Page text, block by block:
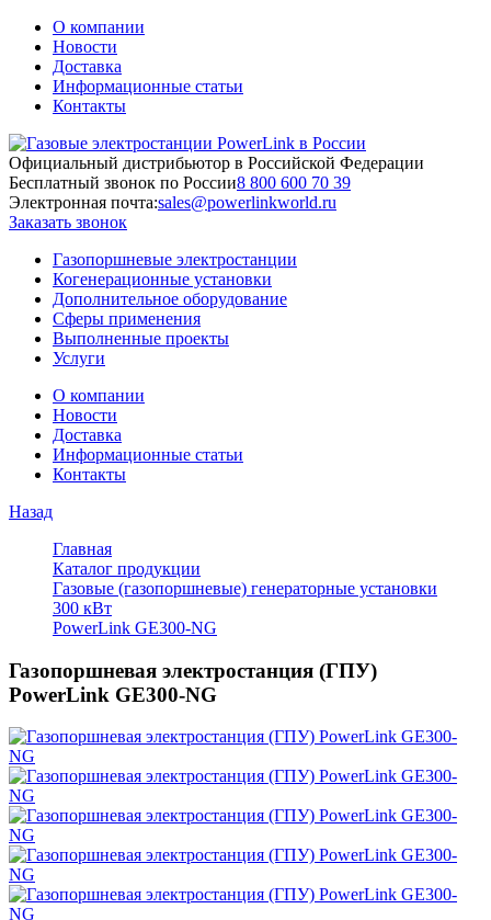
О компании
Новости
Доставка
Информационные статьи
Контакты
Официальный дистрибьютор в Российской Федерации
Бесплатный звонок по России8 800 600 70 39
Электронная почта:sales@powerlinkworld.ru
Заказать звонок
Газопоршневые электростанции
Когенерационные установки
Дополнительное оборудование
Сферы применения
Выполненные проекты
Услуги
О компании
Новости
Доставка
Информационные статьи
Контакты
Назад
Главная
Каталог продукции
Газовые (газопоршневые) генераторные установки
300 кВт
PowerLink GE300-NG
Газопоршневая электростанция (ГПУ)
PowerLink GE300-NG